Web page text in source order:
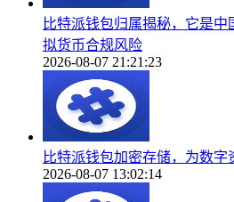
比特派钱包归属揭秘，它是
拟货币合规风险
2026-08-07 21:21:23
比特派钱包加密存储，为数
2026-08-07 13:02:14